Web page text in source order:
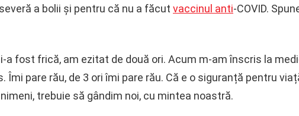
a bolii și pentru că nu a făcut vaccinul anti-COVID.
a fost frică, am ezitat de două ori. Acum m-am înscris la
pare rău, de 3 ori îmi pare rău. Că e o siguranță pentru
trebuie să gândim noi, cu mintea noastră.